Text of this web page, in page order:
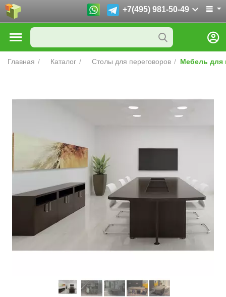
+7(495) 981-50-49
Главная / Каталог / Столы для переговоров / Мебель для